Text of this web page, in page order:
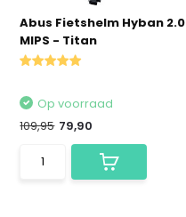
Abus Fietshelm Hyban 2.0
MIPS - Titan
Op voorraad
109,95 79,90